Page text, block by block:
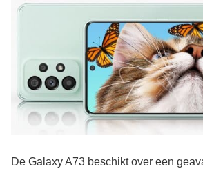
De Galaxy A73 beschikt over een